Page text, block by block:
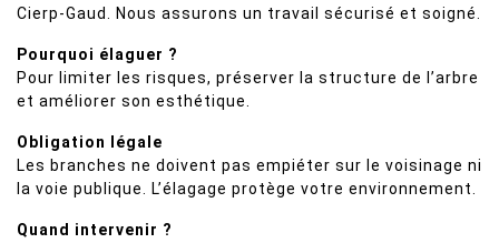
Cierp-Gaud. Nous assurons un travail sécurisé et soigné.
Pourquoi élaguer ?
Pour limiter les risques, préserver la structure de l’arbre
et améliorer son esthétique.
Obligation légale
Les branches ne doivent pas empiéter sur le voisinage ni
la voie publique. L’élagage protège votre environnement.
Quand intervenir ?